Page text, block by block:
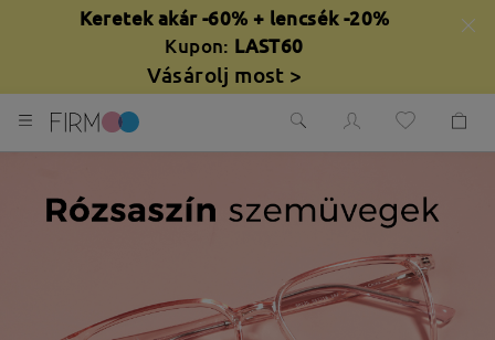
Keretek akár -60% + lencsék -20%
Kupon: LAST60
Vásárolj most >